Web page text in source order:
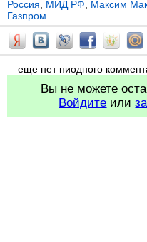
Россия
МИД РФ Максим
Газпром
еще нет ниодного
Вы не можете
Войдите или